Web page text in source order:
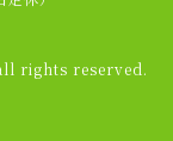
all rights reserved.